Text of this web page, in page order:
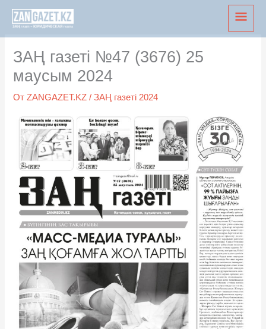
Перейти
содержимому
ЗАҢ газеті №47 (3676) 25
маусым 2024
ОтZANGAZET.KZ/ЗАҢ газеті 2024